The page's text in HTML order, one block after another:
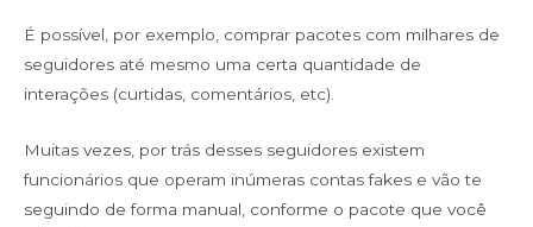
É possível, por exemplo, comprar pacotes com milhares de
seguidores até mesmo uma certa quantidade de
interações (curtidas, comentários, etc).
Muitas vezes, por trás desses seguidores existem
funcionários que operam inúmeras contas fakes e vão te
seguindo de forma manual, conforme o pacote que você